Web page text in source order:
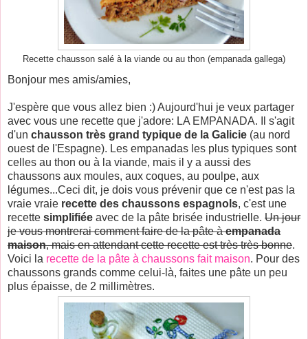
Recette chausson salé à la viande ou au thon (empanada gallega)
Bonjour mes amis/amies,
J'espère que vous allez bien :) Aujourd'hui je veux partager
avec vous une recette que j'adore: LA EMPANADA. Il s'agit
d'un chausson très grand typique de la Galicie (au nord
ouest de l'Espagne). Les empanadas les plus typiques sont
celles au thon ou à la viande, mais il y a aussi des
chaussons aux moules, aux coques, au poulpe, aux
légumes...Ceci dit, je dois vous prévenir que ce n'est pas la
vraie vraie recette des chaussons espagnols, c'est une
recette simplifiée avec de la pâte brisée industrielle. Un jour
je vous montrerai comment faire de la pâte àempanada
maison, mais en attendant cette recette est très très bonne.
Voici la recette de la pâte à chaussons fait maison. Pour des
chaussons grands comme celui-là, faites une pâte un peu
plus épaisse, de 2 millimètres.